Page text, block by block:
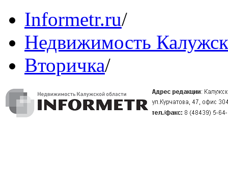
Informetr.ru/
Недвижимость
Вторичка/